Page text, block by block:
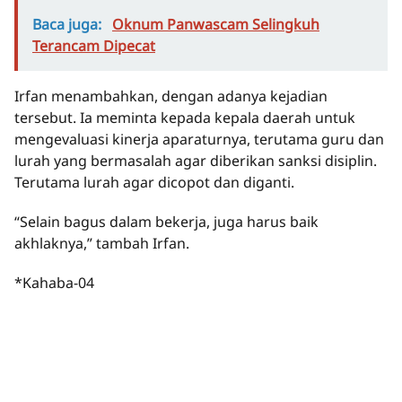
Baca juga: Oknum Panwascam Selingkuh
Terancam Dipecat
Irfan menambahkan, dengan adanya kejadian
tersebut. Ia meminta kepada kepala daerah untuk
mengevaluasi kinerja aparaturnya, terutama guru dan
lurah yang bermasalah agar diberikan sanksi disiplin.
Terutama lurah agar dicopot dan diganti.
“Selain bagus dalam bekerja, juga harus baik
akhlaknya,” tambah Irfan.
*Kahaba-04